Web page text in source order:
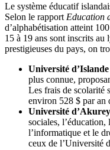
Le système éducatif
Selon le rapport Education
d’alphabétisation atteint
15 à 19 ans sont inscrits au
prestigieuses du pays, on
Université
plus connue,
Les frais de scolarité
environ 528 $ par an
Université
sociales,
l’informatique et le
ceux de l’Université